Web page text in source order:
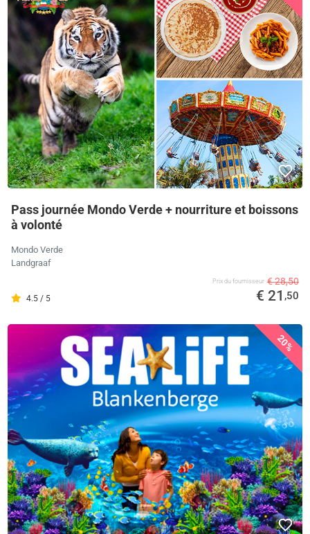
Pass journée Mondo Verde + nourriture et boissons
à volonté
Mondo Verde
Landgraaf
4.5 / 5
Prix ​​du fournisseur € 28,50
€ 21 ,50
20%